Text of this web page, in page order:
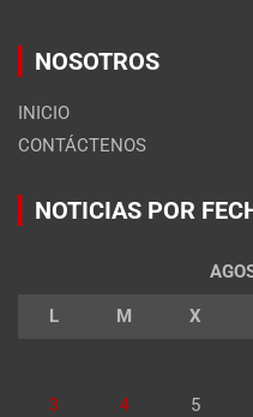
NOSOTROS
INICIO
CONTÁCTENOS
NOTICIAS POR
L M X
3 4 5